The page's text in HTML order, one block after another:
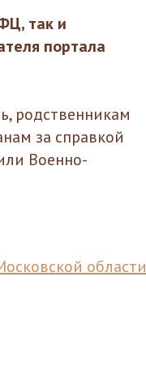
так и
портала
родственникам
за справкой
Военно-
области